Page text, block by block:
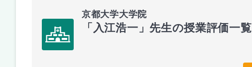
京都大学大学院
「入江浩一」先生の授業評価一覧